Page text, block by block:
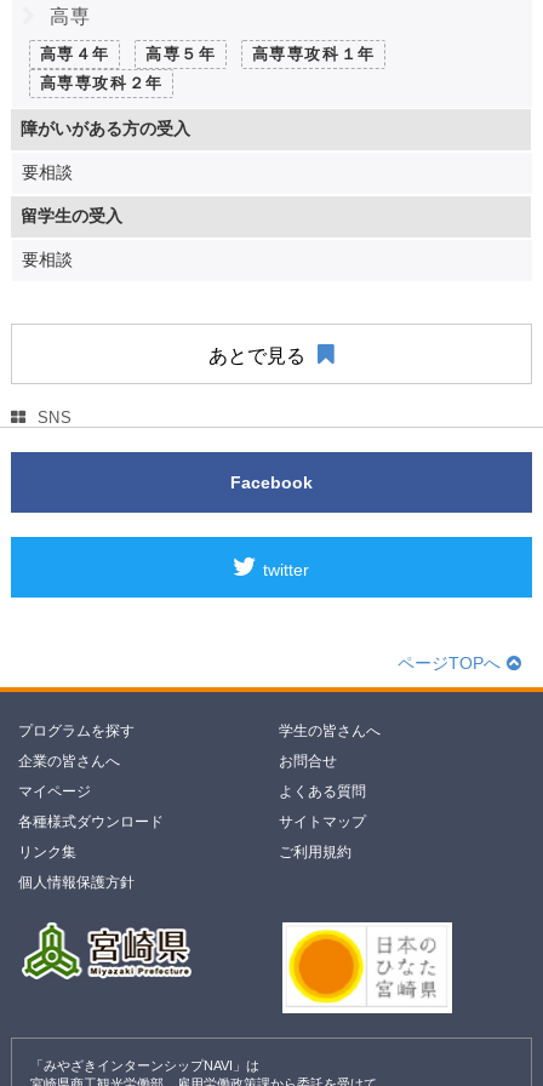
高専
高専４年 高専５年
高専専攻科１年
高専専攻科２年
障がいがある方の受入
要相談
留学生の受入
要相談
あとで見る
SNS
Facebook
twitter
ページTOPへ
プログラムを探す
学生の皆さんへ
企業の皆さんへ
お問合せ
マイページ
よくある質問
各種様式ダウンロード
サイトマップ
リンク集
ご利用規約
個人情報保護方針
「みやざきインターンシップNAVI」は